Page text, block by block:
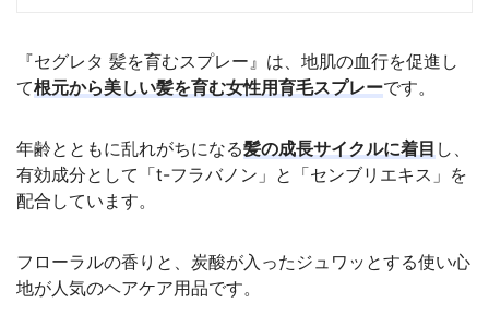
『セグレタ 髪を育むスプレー』は、地肌の血行を促進し
て根元から美しい髪を育む女性用育毛スプレーです。
年齢とともに乱れがちになる髪の成長サイクルに着目 し、
有効成分として「t-フラバノン」と「センブリエキス」を
配合しています。
フローラルの香りと、炭酸が入ったジュワッとする使い心
地が人気のヘアケア用品です。